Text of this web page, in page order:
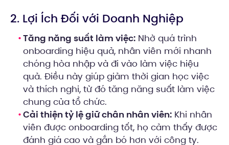
2. Lợi Ích Đối với Doanh Nghiệp
Tăng năng suất làm việc: Nhờ quá trình
onboarding hiệu quả, nhân viên mới nhanh
chóng hòa nhập và đi vào làm việc hiệu
quả. Điều này giúp giảm thời gian học việc
và thích nghi, từ đó tăng năng suất làm việc
chung của tổ chức.
Cải thiện tỷ lệ giữ chân nhân viên: Khi nhân
viên được onboarding tốt, họ cảm thấy được
đánh giá cao và gắn bó hơn với công ty.